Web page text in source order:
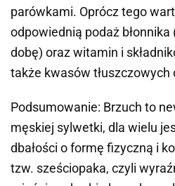
parówkami. Oprócz tego
odpowiednią podaż
dobę) oraz witamin i
także kwasów tłuszczowych
Podsumowanie: Brzuch to
męskiej sylwetki, dla wielu
dbałości o formę fizyczną i
tzw. sześciopaka, czyli